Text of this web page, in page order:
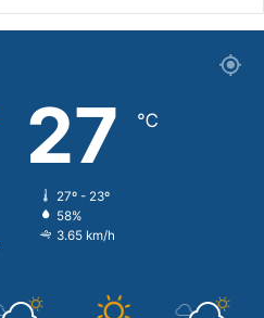
27 ℃
27º - 23º
58%
3.65 km/h